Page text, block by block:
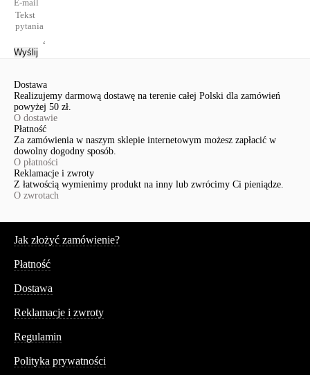
Wyślij
Dostawa
Realizujemy darmową dostawę na terenie całej Polski dla zamówień
powyżej 50 zł.
O dostawie
Płatność
Za zamówienia w naszym sklepie internetowym możesz zapłacić w
dowolny dogodny sposób.
O płatności
Reklamacje i zwroty
Z łatwością wymienimy produkt na inny lub zwrócimy Ci pieniądze.
O zwrotach
Jak złożyć zamówienie?
Płatność
Dostawa
Reklamacje i zwroty
Regulamin
Polityka prywatności